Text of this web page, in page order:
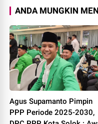
ANDA MUNGKIN
Agus Supamanto Pimpin
PPP Periode 2025-2030,